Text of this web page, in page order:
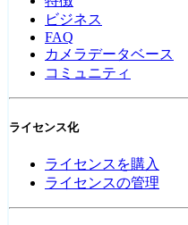
ビジネス
FAQ
カメラデータベース
コミュニティ
ライセンス化
ライセンスを購入
ライセンスの管理